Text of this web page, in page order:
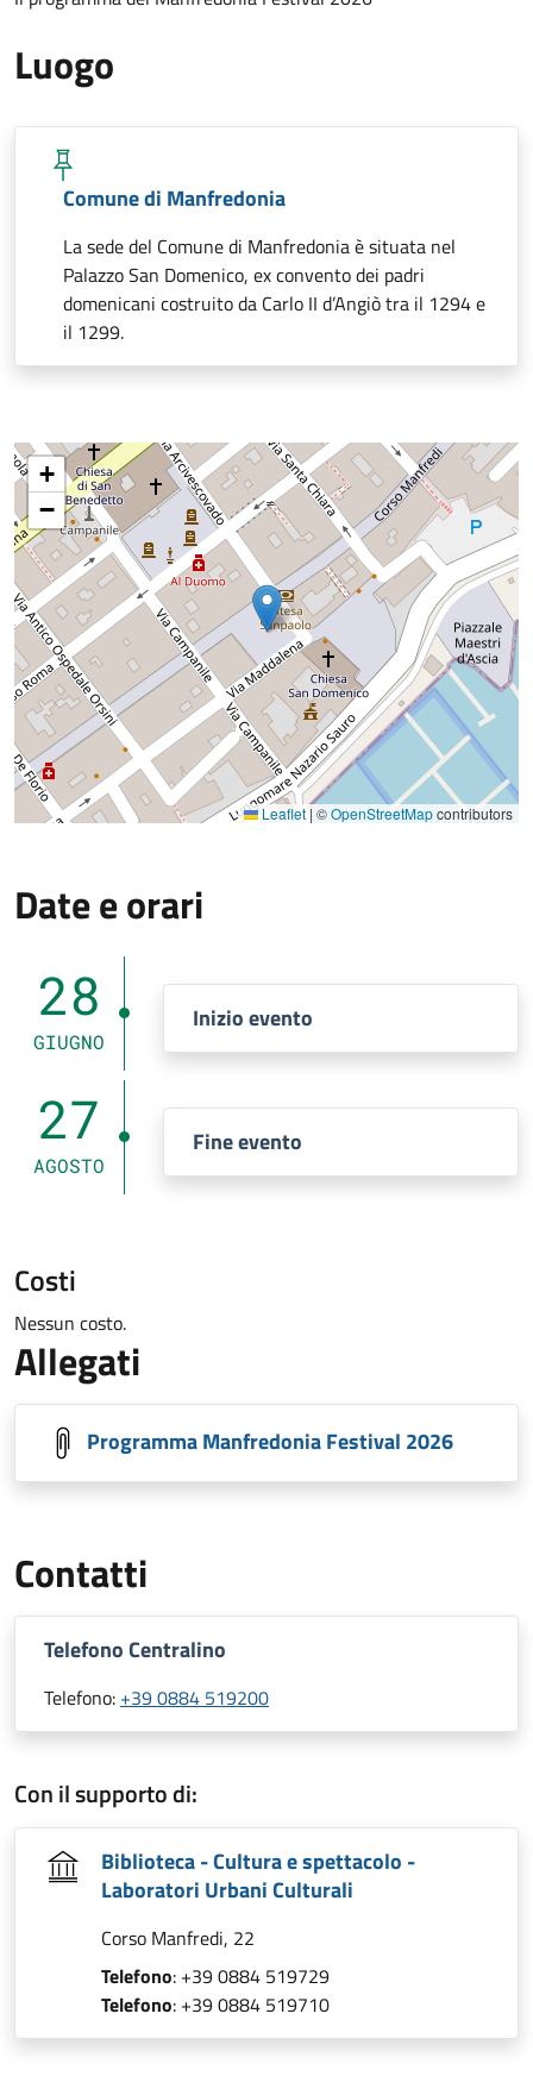
Luogo
Comune di Manfredonia
La sede del Comune di Manfredonia è situata nel
Palazzo San Domenico, ex convento dei padri
domenicani costruito da Carlo II d’Angiò tra il 1294 e
il 1299.
+
−
Leaflet | ©OpenStreetMapcontributors
Date e orari
28
GIUGNO
Inizio evento
27
AGOSTO
Fine evento
Costi
Nessun costo.
Allegati
Programma Manfredonia Festival 2026
Contatti
Telefono Centralino
Telefono: +39 0884 519200
Con il supporto di:
Biblioteca - Cultura e spettacolo -
Laboratori Urbani Culturali
Corso Manfredi, 22
Telefono: +39 0884 519729
Telefono: +39 0884 519710